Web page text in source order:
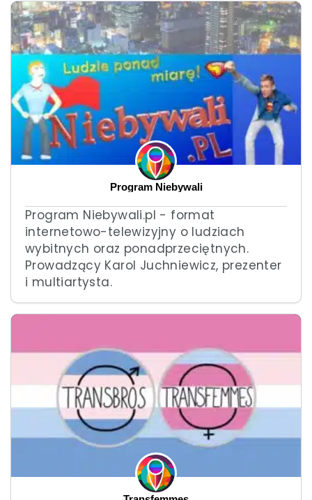
Program Niebywali
Program Niebywali.pl - format
internetowo-telewizyjny o ludziach
wybitnych oraz ponadprzeciętnych.
Prowadzący Karol Juchniewicz, prezenter
i multiartysta.